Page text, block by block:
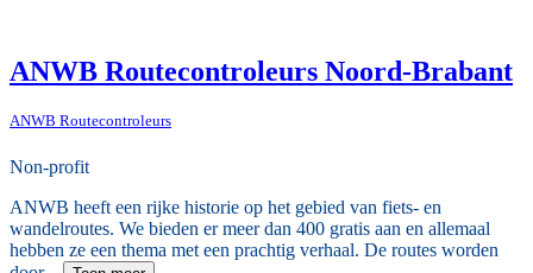
ANWB Routecontroleurs Noord-Brabant
ANWB Routecontroleurs
Non-profit
ANWB heeft een rijke historie op het gebied van fiets- en
wandelroutes. We bieden er meer dan 400 gratis aan en allemaal
hebben ze een thema met een prachtig verhaal. De routes worden